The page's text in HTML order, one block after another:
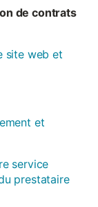
de contrats
site web et
et
service
prestataire